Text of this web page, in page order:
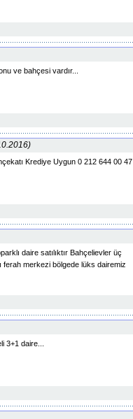
ve bahçesi vardır...
Krediye Uygun 0 212 644 00 47
daire satılıktır Bahçelievler üç
ferah merkezi bölgede lüks dairemiz
3+1 daire...